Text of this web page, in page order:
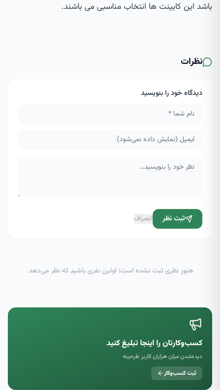
باشد این کابینت ها انتخاب مناسبی می باشند.
نظرات
دیدگاه خود را بنویسید
ثبت نظر انصراف
هنوز نظری ثبت نشده است؛ اولین نفری باشید که نظر می‌دهد.
کسب‌وکارتان را اینجا تبلیغ کنید
دیده‌شدن میان هزاران کاربر طرحینه
ثبت کسب‌وکار